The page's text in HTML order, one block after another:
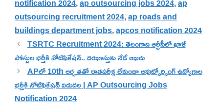
outsourcing recruitment 2024,ap roads and
buildings department jobs,apcos notification 2024
TSRTC Recruitment 2024: తెలంగాణ ఆర్టీసీలో ఖాళీ
పోస్టుల భర్తీకి నోటిఫికేషన్.. దరఖాస్తుకు నేడే ఆఖరు
APలో 10th అర్హతతో రాతపరీక్ష లేకుండా అవుట్సోర్సింగ్ ఉద్యోగాల
భర్తీకి నోటిఫికేషన్ విడుదల | AP Outsourcing Jobs
Notification 2024